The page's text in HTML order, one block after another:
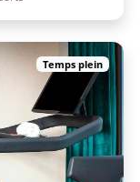
Temps plein